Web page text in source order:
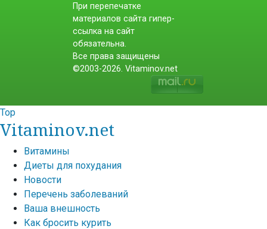
При перепечатке
материалов сайта гипер-
ссылка на сайт
обязательна.
Все права защищены
©2003-2026. Vitaminov.net
Top
Vitaminov.net
Витамины
Диеты для похудания
Новости
Перечень заболеваний
Ваша внешность
Как бросить курить